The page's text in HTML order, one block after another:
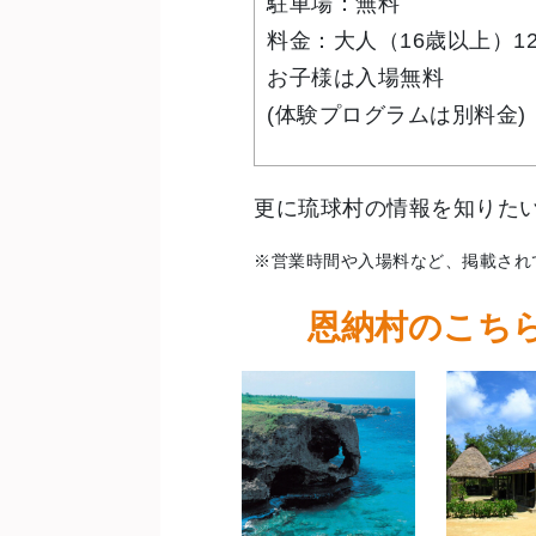
料金：大人（16歳以上）
お子様は入場無料
(体験プログラムは別料金)
更に琉球村の情報を知りた
※営業時間や入場料など、掲載さ
恩納村のこち